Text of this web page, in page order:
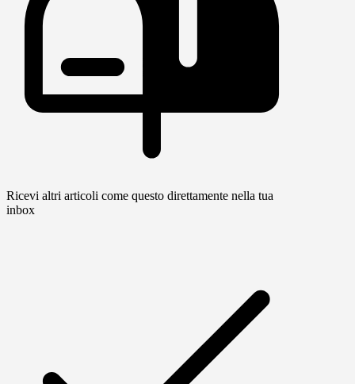
Ricevi altri articoli come questo direttamente nella tua
inbox